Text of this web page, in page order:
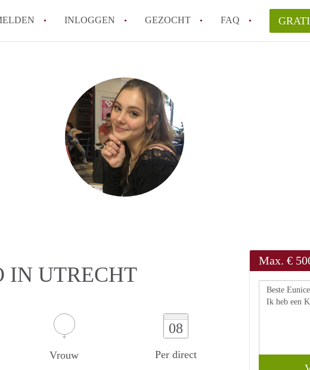
INLOGGEN GEZOCHT FAQ
How to translate AppartementenUtrecht!
Wat is AppartementenUtrecht?
Wat is de privacyverklaring van AppartementenUtrecht ?
Berekent AppartementenUtrecht
makelaarsvergoeding/bemiddelingsvergoeding?
Is AppartementenUtrecht verantwoordelijk voor het
Appartement / Appartementen in Utrecht?
Alle veelgestelde vragen
IN UTRECHT
Vrouw
08
Per direct
Max. €